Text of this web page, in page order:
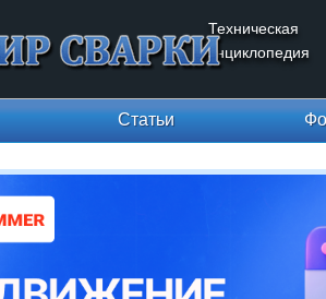
Техническая
энциклопедия
Статьи